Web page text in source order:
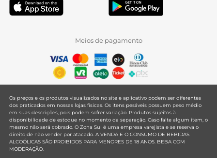
Meios de pagamento
Os preços e os produtos visualizados no site e aplicativo podem ser diferentes
dos praticados em nossas lojas físicas. Os itens pesáveis possuem peso médio
em suas descrições, pois podem sofrer variação. Produtos sujeitos à
disponibilidade de estoque no momento da separação. Caso falte algum item, o
mesmo não será cobrado. O Zona Sul é uma empresa varejista e se reserva o
direito de não vender por atacado. A VENDA E O CONSUMO DE BEBIDAS
ALCOÓLICAS SÃO PROIBIDOS PARA MENORES DE 18 ANOS. BEBA COM
MODERAÇÃO.